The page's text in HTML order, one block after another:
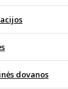
dovanos